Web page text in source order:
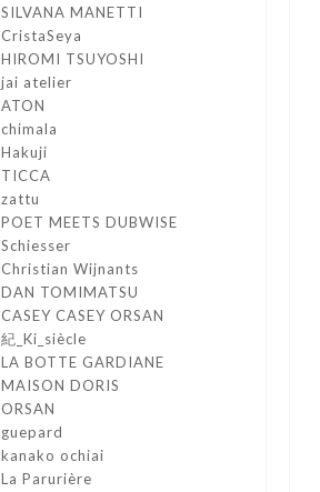
SILVANA MANETTI
CristaSeya
HIROMI TSUYOSHI
jai atelier
ATON
chimala
Hakuji
TICCA
zattu
POET MEETS DUBWISE
Schiesser
Christian Wijnants
DAN TOMIMATSU
CASEY CASEY ORSAN
紀_Ki_siècle
LA BOTTE GARDIANE
MAISON DORIS
ORSAN
guepard
kanako ochiai
La Parurière